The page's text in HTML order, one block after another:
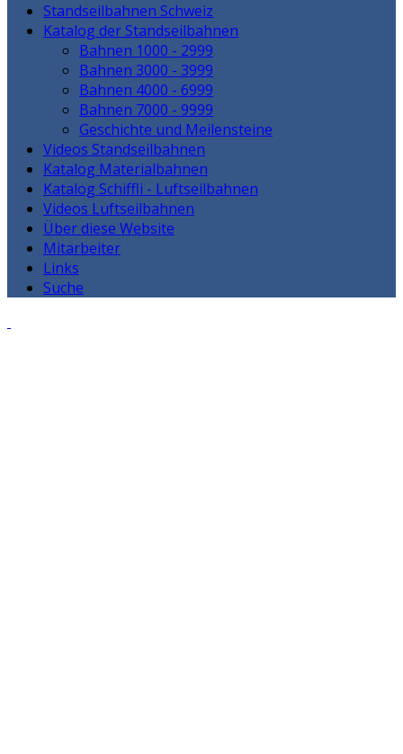
Standseilbahnen Schweiz
Katalog der Standseilbahnen
Bahnen 1000 - 2999
Bahnen 3000 - 3999
Bahnen 4000 - 6999
Bahnen 7000 - 9999
Geschichte und Meilensteine
Videos Standseilbahnen
Katalog Materialbahnen
Katalog Schiffli - Luftseilbahnen
Videos Luftseilbahnen
Über diese Website
Mitarbeiter
Links
Suche